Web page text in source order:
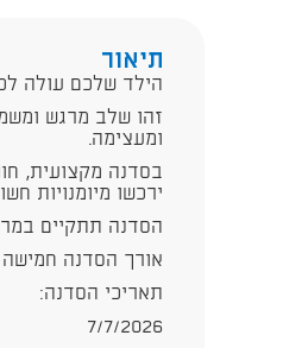
תיאור
הילד שלכם עולה
זהו שלב מרגש
ומעצימה.
בסדנה מקצועית,
ירכשו מיומנויות
הסדנה תתקיים במרכז
אורך הסדנה חמישה
תאריכי הסדנה:
7/7/2026